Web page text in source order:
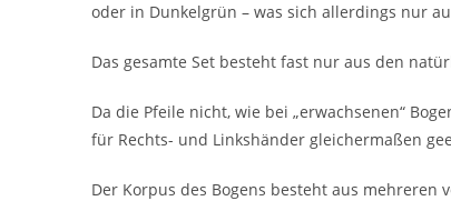
oder in Dunkelgrün – was sich allerdings nur
Das gesamte Set besteht fast nur aus den
Da die Pfeile nicht, wie bei „erwachsenen“
für Rechts- und Linkshänder gleichermaßen
Der Korpus des Bogens besteht aus